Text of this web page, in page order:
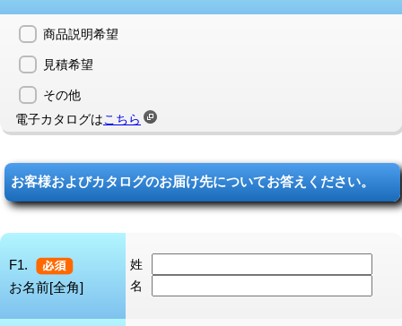
商品説明希望
見積希望
その他
電子カタログはこちら
お客様およびカタログのお届け先についてお答えください。
F1.
お名前[全角]
姓
名